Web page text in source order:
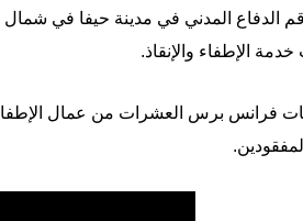
الإطفاء والإنقاذ.
فرانس برس العشرات من عمال الإطفاء